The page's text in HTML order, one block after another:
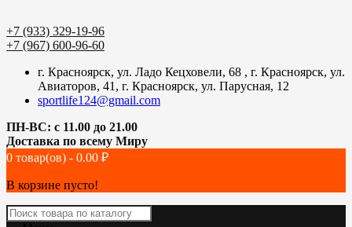
+7 (933) 329-19-96
+7 (967) 600-96-60
г. Красноярск, ул. Ладо Кецховели, 68 , г. Красноярск, ул.
Авиаторов, 41, г. Красноярск, ул. Парусная, 12
sportlife124@gmail.com
ПН-ВС: с 11.00 до 21.00
Доставка по всему Миру
0 товар(ов) - 0.00 ₽
В корзине пусто!